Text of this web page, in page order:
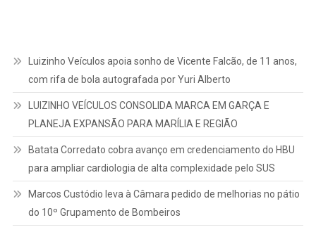
Luizinho Veículos apoia sonho de Vicente Falcão, de 11 anos,
com rifa de bola autografada por Yuri Alberto
LUIZINHO VEÍCULOS CONSOLIDA MARCA EM GARÇA E
PLANEJA EXPANSÃO PARA MARÍLIA E REGIÃO
Batata Corredato cobra avanço em credenciamento do HBU
para ampliar cardiologia de alta complexidade pelo SUS
Marcos Custódio leva à Câmara pedido de melhorias no pátio
do 10º Grupamento de Bombeiros